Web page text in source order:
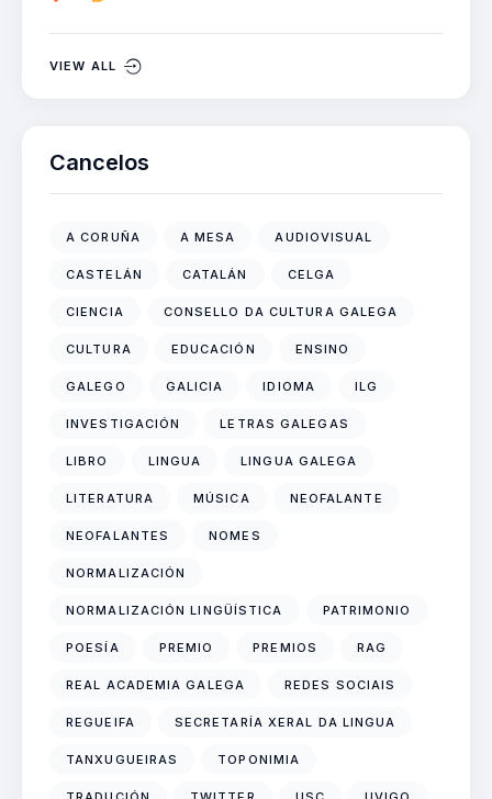
VIEW ALL
Cancelos
A CORUÑA A MESA AUDIOVISUAL
CASTELÁN CATALÁN CELGA
CIENCIA CONSELLO DA CULTURA GALEGA
CULTURA EDUCACIÓN ENSINO
GALEGO GALICIA IDIOMA ILG
INVESTIGACIÓN LETRAS GALEGAS
LIBRO LINGUA LINGUA GALEGA
LITERATURA MÚSICA NEOFALANTE
NEOFALANTES NOMES
NORMALIZACIÓN
NORMALIZACIÓN LINGÜÍSTICA PATRIMONIO
POESÍA PREMIO PREMIOS RAG
REAL ACADEMIA GALEGA REDES SOCIAIS
REGUEIFA SECRETARÍA XERAL DA LINGUA
TANXUGUEIRAS TOPONIMIA